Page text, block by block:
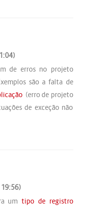
de erros no projeto
são a falta de
(erro de projeto
de exceção não
umtipo de registro